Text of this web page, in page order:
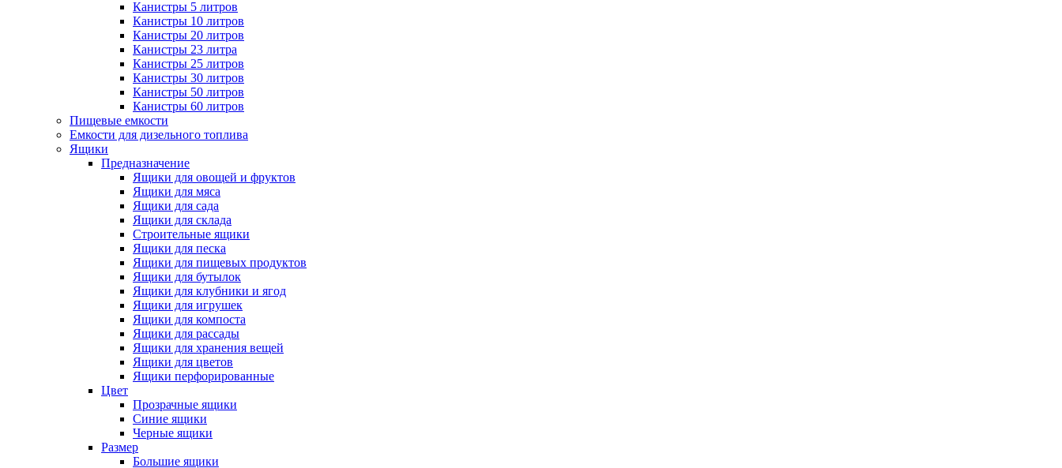
Канистры 5 литров
Канистры 10 литров
Канистры 20 литров
Канистры 23 литра
Канистры 25 литров
Канистры 30 литров
Канистры 50 литров
Канистры 60 литров
Пищевые емкости
Емкости для дизельного топлива
Ящики
Предназначение
Ящики для овощей и фруктов
Ящики для мяса
Ящики для сада
Ящики для склада
Строительные ящики
Ящики для песка
Ящики для пищевых продуктов
Ящики для бутылок
Ящики для клубники и ягод
Ящики для игрушек
Ящики для компоста
Ящики для рассады
Ящики для хранения вещей
Ящики для цветов
Ящики перфорированные
Цвет
Прозрачные ящики
Синие ящики
Черные ящики
Размер
Большие ящики